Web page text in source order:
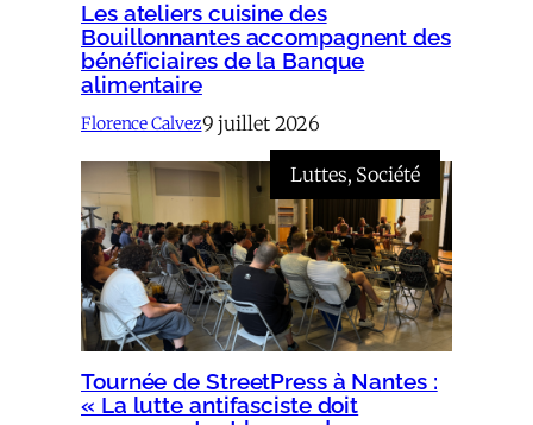
Les ateliers cuisine des
Bouillonnantes accompagnent des
bénéficiaires de la Banque
alimentaire
Florence Calvez9 juillet 2026
Luttes, Société
Tournée de StreetPress à Nantes :
« La lutte antifasciste doit